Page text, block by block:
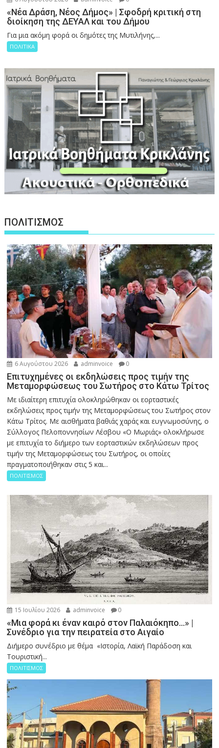
«Νέα Δράση, Νέος Δήμος» | Σφοδρή κριτική στη
διοίκηση της ΔΕΥΑΛ και του Δήμου
Για μια ακόμη φορά οι δημότες της Μυτιλήνης,...
ΠΟΛΙΤΙΚΑ
ΠΟΛΙΤΙΣΜΟΣ
6 Αυγούστου 2026 adminvoice 0
Επιτυχημένες οι εκδηλώσεις προς τιμήν της
Μεταμορφώσεως του Σωτήρος στο Κάτω Τρίτος
Με ιδιαίτερη επιτυχία ολοκληρώθηκαν οι εορταστικές
εκδηλώσεις προς τιμήν της Μεταμορφώσεως του Σωτήρος στον
Κάτω Τρίτος. Με αισθήματα βαθιάς χαράς και ευγνωμοσύνης, ο
Σύλλογος Πελοποννησίων Λέσβου «Ο Μωριάς» ολοκλήρωσε
με επιτυχία το διήμερο των εορταστικών εκδηλώσεων προς
τιμήν της Μεταμορφώσεως του Σωτήρος, οι οποίες
πραγματοποιήθηκαν στις 5 και...
ΠΟΛΙΤΙΣΜΟΣ
15 Ιουλίου 2026 adminvoice 0
«Μια φορά κι έναν καιρό στον Παλαιόκηπο…» |
Συνέδριο για την πειρατεία στο Αιγαίο
Διήμερο συνέδριο με θέμα «Ιστορία, Λαϊκή Παράδοση και
Τουριστική...
ΠΟΛΙΤΙΣΜΟΣ